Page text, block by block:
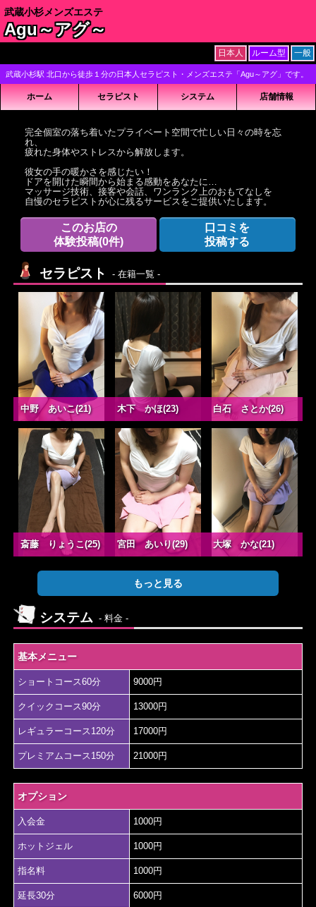
武蔵小杉メンズエステ
Agu～アグ～
日本人 ルーム型 一般
武蔵小杉駅 北口から徒歩１分の日本人セラピスト・メンズエステ「Agu～アグ」です。
ホーム セラピスト システム 店舗情報
完全個室の落ち着いたプライベート空間で忙しい日々の時を忘
れ、
疲れた身体やストレスから解放します。
彼女の手の暖かさを感じたい！
ドアを開けた瞬間から始まる感動をあなたに…
マッサージ技術、接客や会話、ワンランク上のおもてなしを
自慢のセラピストが心に残るサービスをご提供いたします。
このお店の
体験投稿(0件)
口コミを
投稿する
セラピスト - 在籍一覧 -
中野 あいこ(21) 木下 かほ(23) 白石 さとか(26)
斎藤 りょうこ(25) 宮田 あいり(29) 大塚 かな(21)
もっと見る
システム - 料金 -
基本メニュー
ショートコース60分 9000円
クイックコース90分 13000円
レギュラーコース120分 17000円
プレミアムコース150分 21000円
オプション
入会金 1000円
ホットジェル 1000円
指名料 1000円
延長30分 6000円